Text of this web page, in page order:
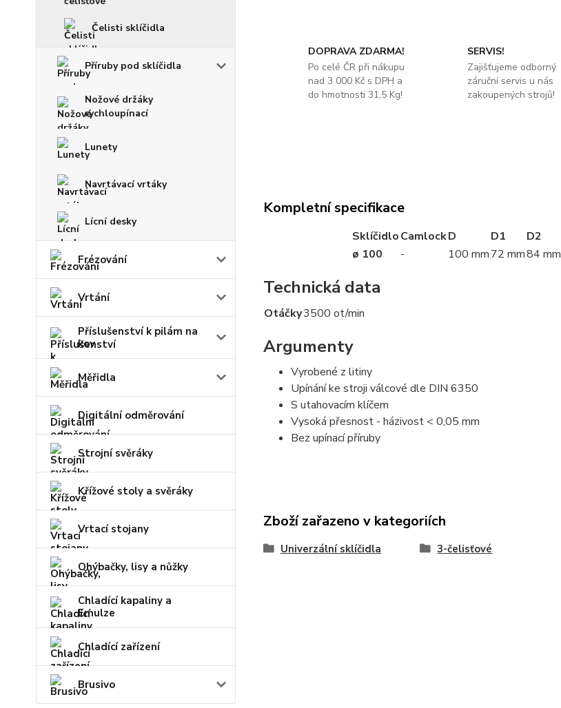
Čelisti sklíčidla
Příruby pod sklíčidla
Nožové držáky
rychloupínací
Lunety
Navrtávací vrtáky
Lícní desky
Frézování
Vrtání
Příslušenství k pilám na
kov
Měřidla
Digitální odměrování
Strojní svěráky
Křížové stoly a svěráky
Vrtací stojany
Ohýbačky, lisy a nůžky
Chladící kapaliny a
Emulze
Chladící zařízení
Brusivo
DOPRAVA ZDARMA!
Po celé ČR při nákupu
nad 3 000 Kč s DPH a
do hmotnosti 31,5 Kg!
SERVIS!
Zajišťujeme odborný
záruční servis u nás
zakoupených strojů!
Kompletní specifikace
SklíčidloCamlockD D1 D2
ø 100
- 100 mm72 mm84 mm
Technická data
Otáčky3500 ot/min
Argumenty
Vyrobené z litiny
Upínání ke stroji válcové dle DIN 6350
S utahovacím klíčem
Vysoká přesnost - házivost < 0,05 mm
Bez upínací příruby
Zboží zařazeno v kategoriích
Univerzální sklíčidla 3-čelisťové